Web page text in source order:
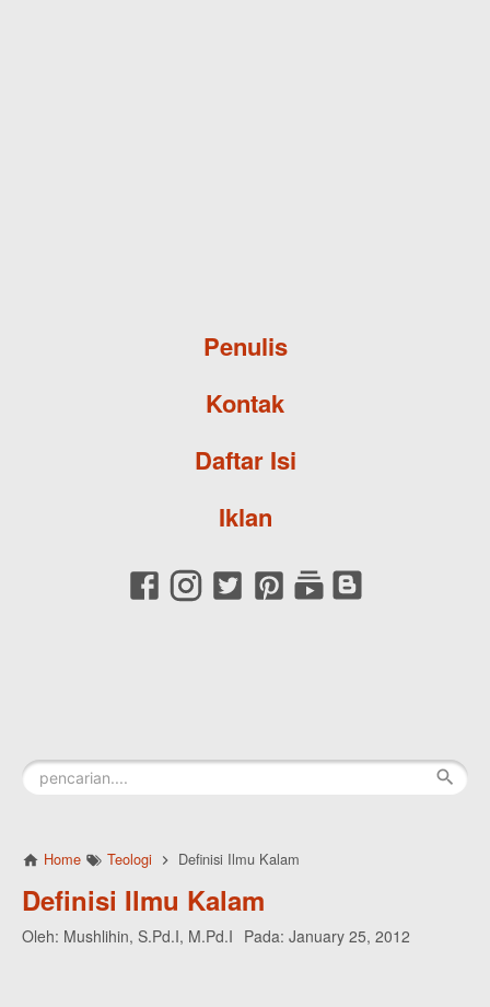
Penulis
Kontak
Daftar Isi
Iklan
Home Teologi Definisi Ilmu Kalam
Definisi Ilmu Kalam
Oleh: Mushlihin, S.Pd.I, M.Pd.I Pada: January 25, 2012